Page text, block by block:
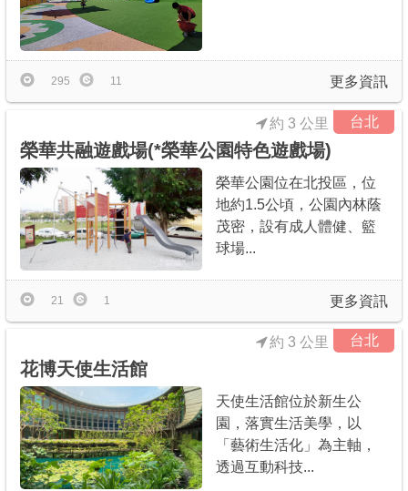
更多資訊
295 11
台北
榮華共融遊戲場(*榮華公園特色遊戲場)
約 3 公里
榮華公園位在北投區，位
地約1.5公頃，公園內林蔭
茂密，設有成人體健、籃
球場...
更多資訊
21 1
台北
花博天使生活館
約 3 公里
天使生活館位於新生公
園，落實生活美學，以
「藝術生活化」為主軸，
透過互動科技...